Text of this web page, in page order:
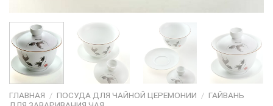
ГЛАВНАЯ / ПОСУДА ДЛЯ ЧАЙНОЙ ЦЕРЕМОНИИ / ГАЙВАНЬ